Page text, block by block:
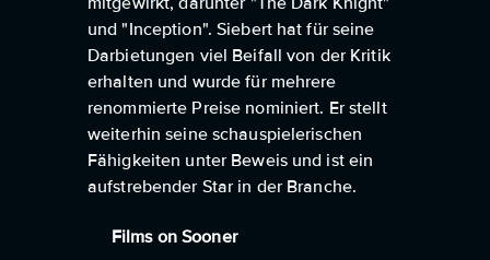
und "Inception". Siebert hat für seine
Darbietungen viel Beifall von der Kritik
erhalten und wurde für mehrere
renommierte Preise nominiert. Er stellt
weiterhin seine schauspielerischen
Fähigkeiten unter Beweis und ist ein
aufstrebender Star in der Branche.
Films on Sooner